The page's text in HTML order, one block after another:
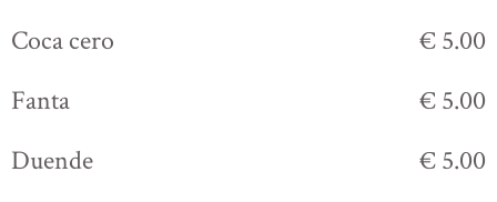
Coca cero
€ 5.00
Fanta
€ 5.00
Duende
€ 5.00